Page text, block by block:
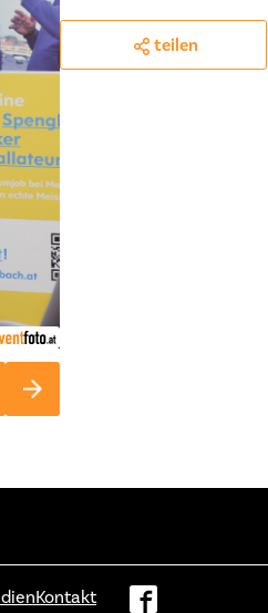
teilen
Kontakt